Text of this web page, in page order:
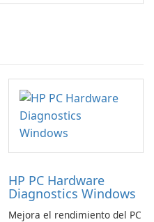
HP PC Hardware
Diagnostics Windows
Mejora el rendimiento del PC